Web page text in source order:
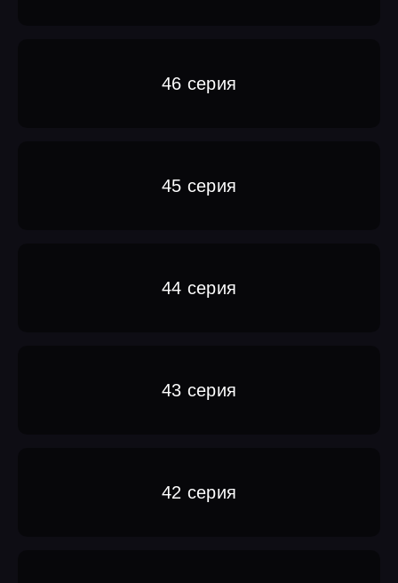
46 серия
45 серия
44 серия
43 серия
42 серия